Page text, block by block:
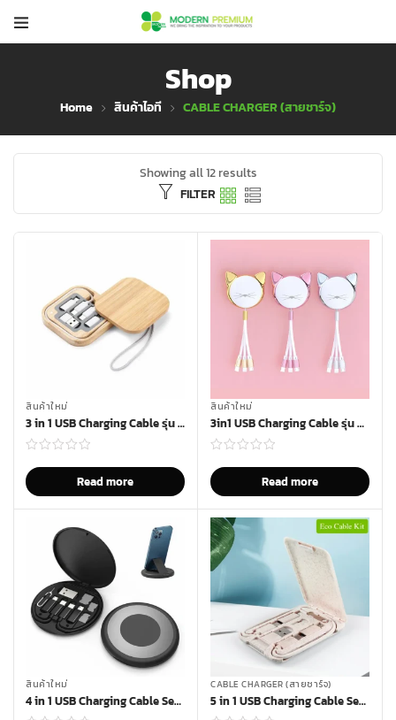
Shop
Home สินค้าไอที CABLE CHARGER (สายชาร์จ)
Showing all 12 results
FILTER
สินค้าใหม่
3 in 1 USB Charging Cable รุ่น CHR-017B
Read more
สินค้าใหม่
3in1 USB Charging Cable รุ่น CHR-C1
Read more
สินค้าใหม่
4 in 1 USB Charging Cable Set รุ่น CHR-190
CABLE CHARGER (สายชาร์จ)
5 in 1 USB Charging Cable Set รุ่น CWC-001